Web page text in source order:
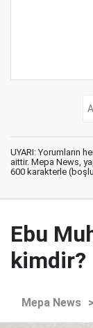
UYARI: Yorumların
aittir. Mepa News,
600 karakterle
Ebu
kimdir?
Mepa News >